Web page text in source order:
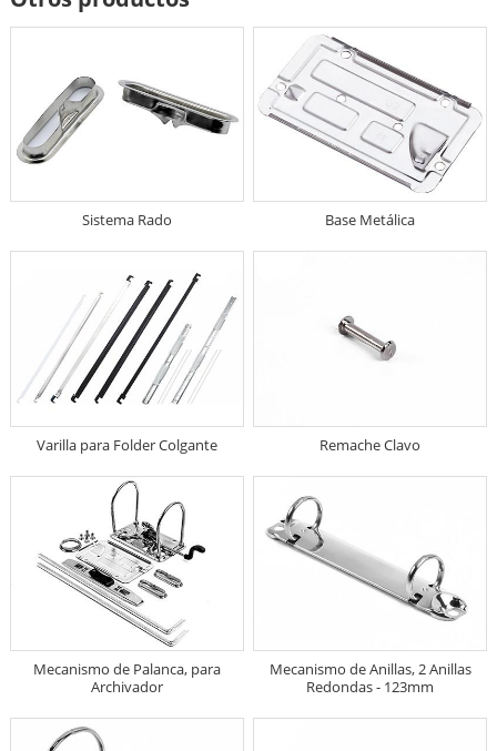
Sistema Rado Base Metálica
Varilla para Folder Colgante Remache Clavo
Mecanismo de Palanca, para
Archivador
Mecanismo de Anillas, 2 Anillas
Redondas - 123mm